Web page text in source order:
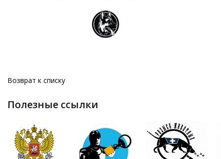
Возврат к списку
полезные ссылки